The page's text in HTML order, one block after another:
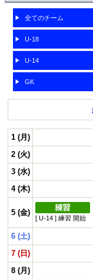
ニュース
スケジュール
スタッフ・選手紹介
フォトギャラリー
ブログ
プロフィール
リンク集
全てのチーム
U-18
U-14
GK
1 (月)
2 (火)
3 (水)
4 (木)
5 (金)
[ U-14 ] 練習 開始
6 (土)
7 (日)
8 (月)